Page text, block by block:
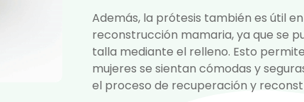
Además, la prótesis también es útil
reconstrucción mamaria, ya que se
talla mediante el relleno. Esto
mujeres se sientan cómodas y
el proceso de recuperación y